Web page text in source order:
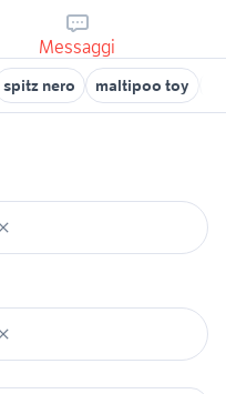
Messaggi
spitz nero maltipoo toy